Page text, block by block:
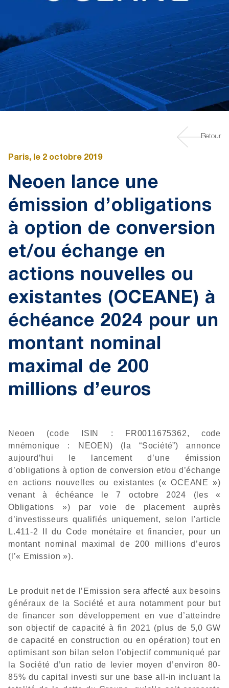
Retour
Paris, le 2 octobre 2019
Neoen lance une
émission d’obligations
à option de conversion
et/ou échange en
actions nouvelles ou
existantes (OCEANE) à
échéance 2024 pour un
montant nominal
maximal de 200
millions d’euros
Neoen (code ISIN : FR0011675362, code
mnémonique : NEOEN) (la “Société”) annonce
aujourd’hui le lancement d’une émission
d’obligations à option de conversion et/ou d’échange
en actions nouvelles ou existantes (« OCEANE »)
venant à échéance le 7 octobre 2024 (les «
Obligations ») par voie de placement auprès
d’investisseurs qualifiés uniquement, selon l’article
L.411-2 II du Code monétaire et financier, pour un
montant nominal maximal de 200 millions d’euros
(l’« Emission »).
Le produit net de l’Emission sera affecté aux besoins
généraux de la Société et aura notamment pour but
de financer son développement en vue d’atteindre
son objectif de capacité à fin 2021 (plus de 5,0 GW
de capacité en construction ou en opération) tout en
optimisant son bilan selon l’objectif communiqué par
la Société d’un ratio de levier moyen d’environ 80-
85% du capital investi sur une base all-in incluant la